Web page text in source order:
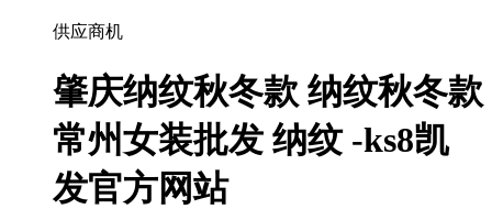
供应商机
肇庆纳纹秋冬款 纳纹秋冬款
常州女装批发 纳纹 -ks8凯
发官方网站